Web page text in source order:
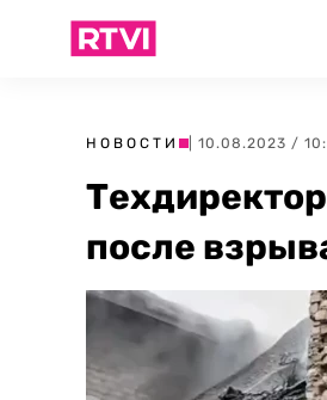
НОВОСТИ | 10.08.2023 /
после